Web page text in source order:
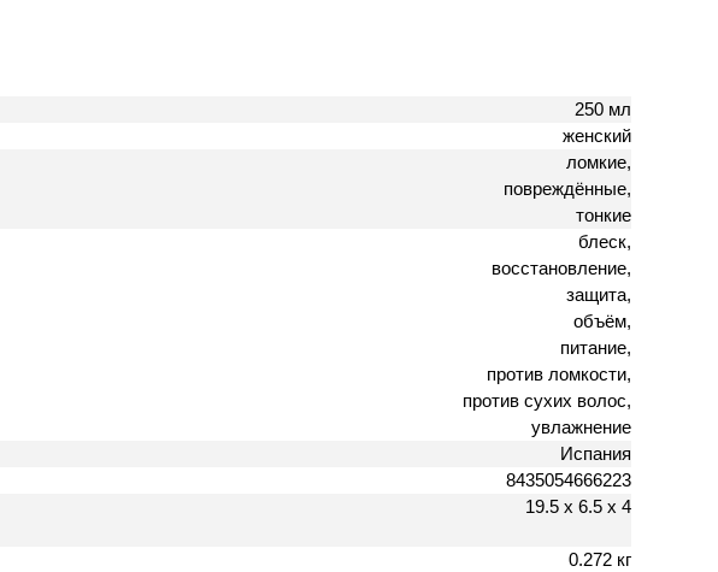
250 мл
женский
ломкие,
повреждённые,
тонкие
блеск,
восстановление,
защита,
объём,
питание,
против ломкости,
против сухих волос,
увлажнение
Испания
8435054666223
19.5 х 6.5 х 4
0.272 кг